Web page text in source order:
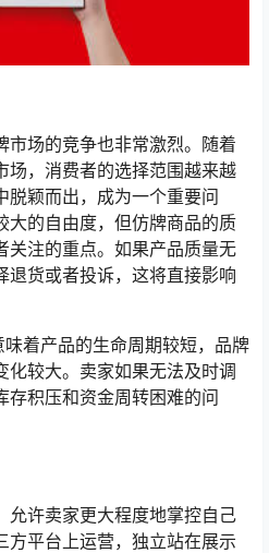
市场的竞争也非常激烈。随着
场，消费者的选择范围越来越
脱颖而出，成为一个重要问
大的自由度，但仿牌商品的质
关注的重点。如果产品质量无
退货或者投诉，这将直接影响
味着产品的生命周期较短，品牌
化较大。卖家如果无法及时调
存积压和资金周转困难的问
允许卖家更大程度地掌控自己
方平台上运营，独立站在展示